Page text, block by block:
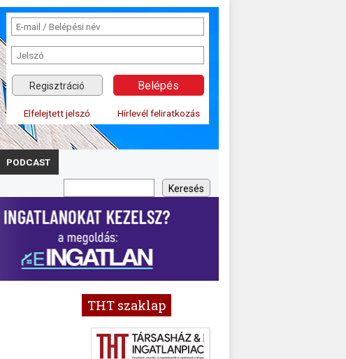
Regisztráció
Elfelejtett jelszó Hírlevél feliratkozás
PODCAST
THT szaklap